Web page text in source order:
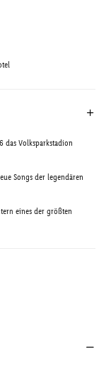
das Volksparkstadion
Songs der legendären
eines der größten